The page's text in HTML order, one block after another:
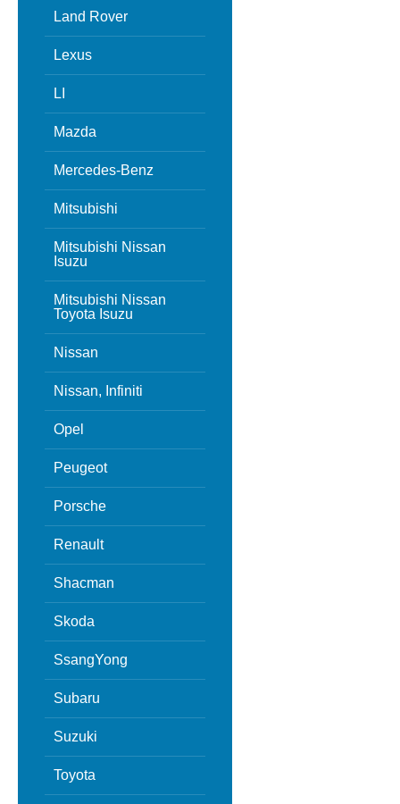
Land Rover
Lexus
LI
Mazda
Mercedes-Benz
Mitsubishi
Mitsubishi Nissan
Isuzu
Mitsubishi Nissan
Toyota Isuzu
Nissan
Nissan, Infiniti
Opel
Peugeot
Porsche
Renault
Shacman
Skoda
SsangYong
Subaru
Suzuki
Toyota